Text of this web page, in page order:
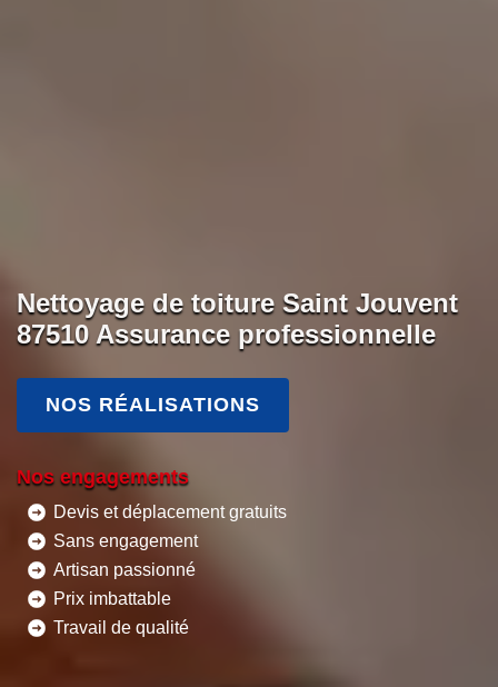
Nettoyage de toiture Saint Jouvent
87510 Assurance professionnelle
NOS RÉALISATIONS
Nos engagements
Devis et déplacement gratuits
Sans engagement
Artisan passionné
Prix imbattable
Travail de qualité